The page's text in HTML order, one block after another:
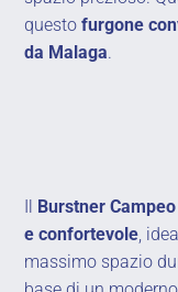
questofurgone
da Malaga.
Il Burstner Campeo
e confortevole ,
massimo spazio